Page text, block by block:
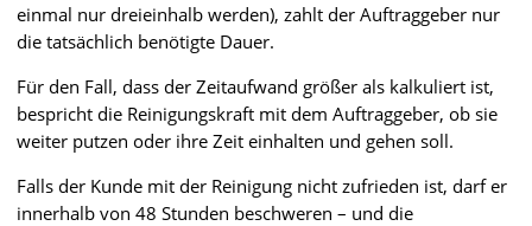
einmal nur dreieinhalb werden), zahlt der Auftraggeber nur
die tatsächlich benötigte Dauer.
Für den Fall, dass der Zeitaufwand größer als kalkuliert ist,
bespricht die Reinigungskraft mit dem Auftraggeber, ob sie
weiter putzen oder ihre Zeit einhalten und gehen soll.
Falls der Kunde mit der Reinigung nicht zufrieden ist, darf er
innerhalb von 48 Stunden beschweren – und die